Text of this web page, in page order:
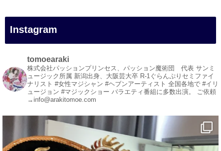
#白浜町
#変面ショー
#イベント
#宴会
#余興
1 5 X
マジシャン派遣 パッションプリンセス【公式】
@comedy_illusion · 5 8月
Instagram
tomoearaki
株式会社パッションプリンセス、パッション魔術団 代表 サンミ
ュージック所属 新潟出身、大阪芸大卒 R-1ぐらんぷりセミファイ
ナリスト #女性マジシャン #ヘブンアーティスト 全国各地で #イリ
ュージョン #マジックショー バラエティ番組に多数出演。 ご依頼
→info@arakitomoe.com